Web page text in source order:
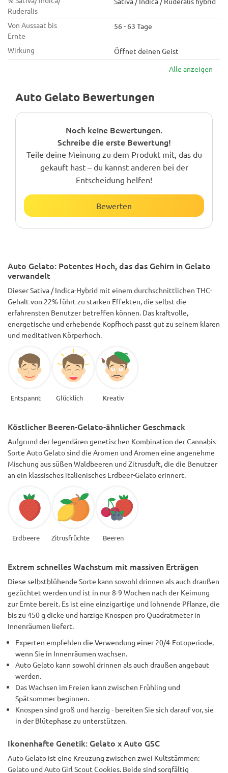
Ruderalis
Von Aussaat bis
Ernte
56 - 63 Tage
Wirkung
Öffnet deinen Geist
Alle anzeigen
Auto Gelato Bewertungen
Noch keine Bewertungen.
Schreibe die erste Bewertung!
Teile deine Meinung zu dem Produkt mit, das du
gekauft hast – du kannst anderen bei der
Entscheidung helfen!
Bewerten
Auto Gelato: Potentes Hoch, das das Gehirn in Gelato
verwandelt
Dieser Sativa / Indica-Hybrid mit einem durchschnittlichen THC-
Gehalt von 22% führt zu starken Effekten, die selbst die
erfahrensten Benutzer betreffen können. Das kraftvolle,
energetische und erhebende Kopfhoch passt gut zu seinem klaren
und meditativen Körperhoch.
Entspannt Glücklich Kreativ
Köstlicher Beeren-Gelato-ähnlicher Geschmack
Aufgrund der legendären genetischen Kombination der Cannabis-
Sorte Auto Gelato sind die Aromen und Aromen eine angenehme
Mischung aus süßen Waldbeeren und Zitrusduft, die die Benutzer
an ein klassisches italienisches Erdbeer-Gelato erinnert.
Erdbeere Zitrusfrüchte Beeren
Extrem schnelles Wachstum mit massiven Erträgen
Diese selbstblühende Sorte kann sowohl drinnen als auch draußen
gezüchtet werden und ist in nur 8-9 Wochen nach der Keimung
zur Ernte bereit. Es ist eine einzigartige und lohnende Pflanze, die
bis zu 450 g dicke und harzige Knospen pro Quadratmeter in
Innenräumen liefert.
Experten empfehlen die Verwendung einer 20/4-Fotoperiode,
wenn Sie in Innenräumen wachsen.
Auto Gelato kann sowohl drinnen als auch draußen angebaut
werden.
Das Wachsen im Freien kann zwischen Frühling und
Spätsommer beginnen.
Knospen sind groß und harzig - bereiten Sie sich darauf vor, sie
in der Blütephase zu unterstützen.
Ikonenhafte Genetik: Gelato x Auto GSC
Auto Gelato ist eine Kreuzung zwischen zwei Kultstämmen:
Gelato und Auto Girl Scout Cookies. Beide sind sorgfältig